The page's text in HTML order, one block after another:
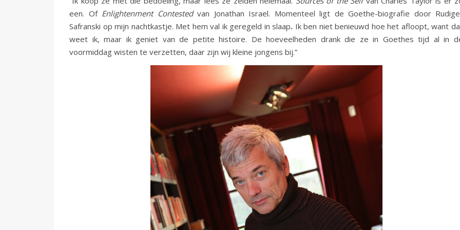
een. Of Enlightenment Contested van Jonathan Israel. Momenteel ligt de Goethe-biografie door
Safranski op mijn nachtkastje. Met hem val ik geregeld in slaap. Ik ben niet benieuwd hoe het afloopt, want
weet ik, maar ik geniet van de petite histoire. De hoeveelheden drank die ze in Goethes tijd al in
voormiddag wisten te verzetten, daar zijn wij kleine jongens bij.”